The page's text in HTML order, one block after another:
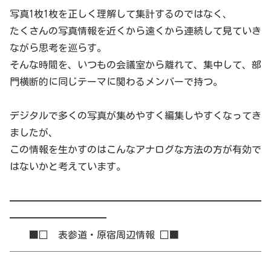
写真1枚1枚を正しく理解して集計するのではなく、
たくさんの写真情報を近くから遠くから連続して見ていき
ながら思考を巡らす。
そんな時間を、いつもの会議室から離れて、集中して、部
門横断的に同じテーマに関わるメンバーで持つ。
デジタルで多くの写真が集めやすく編集しやすくなってき
ましたが、
この情報を生かすのはこんなアナログな方法の方が有効で
はないかと考えています。
━━━━━━━━━━━━━━━━━━━━━━━━━━
━━━━━━━━━━
■□ 表参道・原宿周辺情報 □■
──────────────────────────